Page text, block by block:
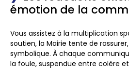
émotion de la
Vous assistez à la multiplication
soutien, la Mairie tente de
symbolique. À chaque
la foule, suspendue entre colère